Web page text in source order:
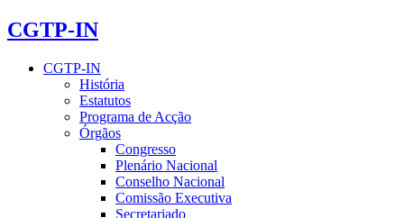
CGTP-IN
CGTP-IN
História
Estatutos
Programa de Acção
Órgãos
Congresso
Plenário Nacional
Conselho Nacional
Comissão Executiva
Secretariado